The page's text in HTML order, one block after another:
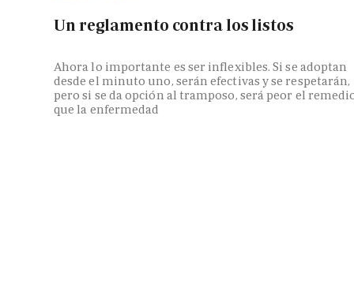
Un reglamento contra los listos
Ahora lo importante es ser inflexibles. Si se adoptan
desde el minuto uno, serán efectivas y se respetarán,
pero si se da opción al tramposo, será peor el
que la enfermedad